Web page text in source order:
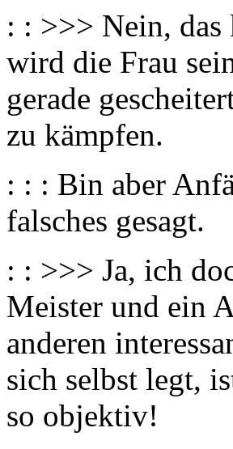
: : >>> Nein,
wird die Frau
gerade
zu kämpfen.
: : : Bin aber
falsches gesagt.
: : >>> Ja, ich
Meister und ein
anderen
sich selbst legt,
so objektiv!